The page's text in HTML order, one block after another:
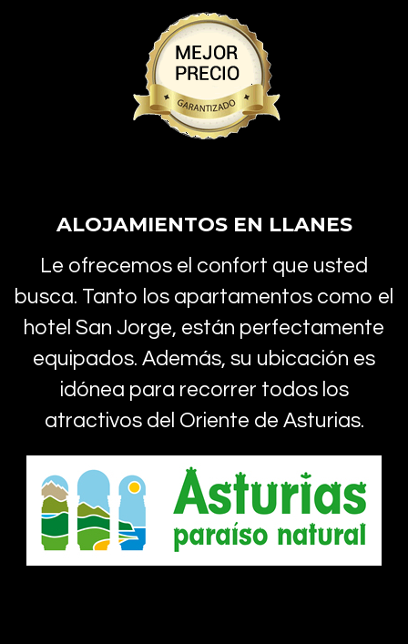
ALOJAMIENTOS EN LLANES
Le ofrecemos el confort que usted
busca. Tanto los apartamentos como el
hotel San Jorge, están perfectamente
equipados. Además, su ubicación es
idónea para recorrer todos los
atractivos del Oriente de Asturias.